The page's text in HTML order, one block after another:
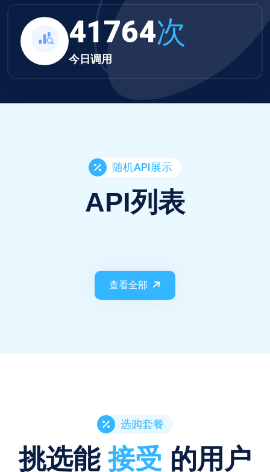
41764次
今日调用
随机API展示
API列表
查看全部
选购套餐
挑选能接受 的用户